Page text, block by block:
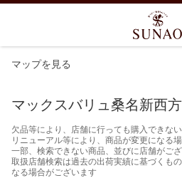
マップを見る
マックスバリュ桑名新西
欠品等により、店舗に行っても購入できな
リニューアル等により、商品が変更になる
一部、検索できない商品、並びに店舗がご
取扱店舗検索は過去の出荷実績に基づくも
なる場合がございます